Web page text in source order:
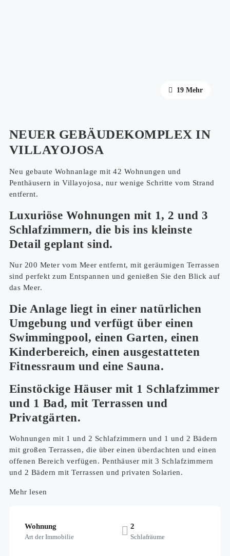
15 Mehr
19 Mehr
NEUER GEBÄUDEKOMPLEX IN
VILLAYOJOSA
Neu gebaute Wohnanlage mit 42 Wohnungen und
Penthäusern in Villayojosa, nur wenige Schritte vom Strand
entfernt.
Luxuriöse Wohnungen mit 1, 2 und 3
Schlafzimmern, die bis ins kleinste
Detail geplant sind.
Nur 200 Meter vom Meer entfernt, mit geräumigen Terrassen
sind perfekt zum Entspannen und genießen Sie den Blick auf
das Meer.
Die Anlage liegt in einer natürlichen
Umgebung und verfügt über einen
Swimmingpool, einen Garten, einen
Kinderbereich, einen ausgestatteten
Fitnessraum und eine Sauna.
Einstöckige Häuser mit 1 Schlafzimmer
und 1 Bad, mit Terrassen und
Privatgärten.
Wohnungen mit 1 und 2 Schlafzimmern und 1 und 2 Bädern
mit großen Terrassen, die über einen überdachten und einen
offenen Bereich verfügen. Penthäuser mit 3 Schlafzimmern
und 2 Bädern mit Terrassen und privaten Solarien.
Mehr lesen
Wohnung
Art der Immobilie
2
Schlafräume